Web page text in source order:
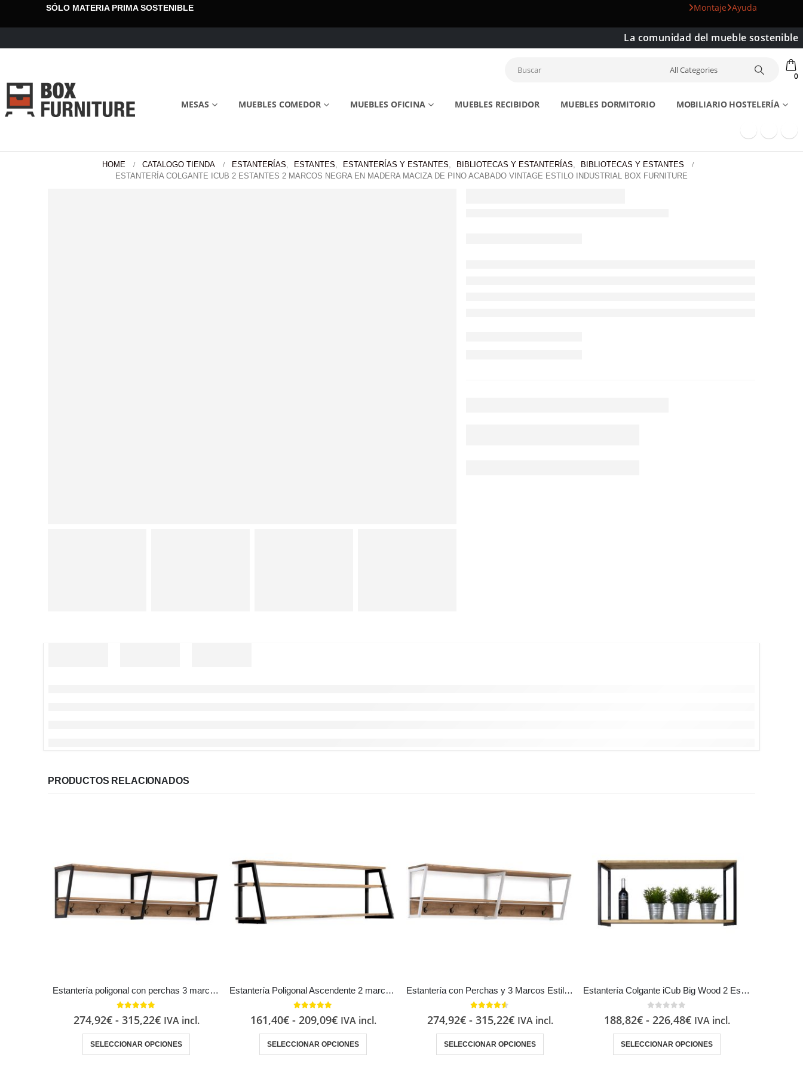
SÓLO MATERIA PRIMA SOSTENIBLE Montaje Ayuda
La comunidad del mueble sostenible
0
MESAS MUEBLES COMEDOR MUEBLES OFICINA MUEBLES RECIBIDOR MUEBLES DORMITORIO MOBILIARIO HOSTELERÍA
HOME CATALOGO TIENDA ESTANTERÍAS, ESTANTES, ESTANTERÍAS Y ESTANTES, BIBLIOTECAS Y ESTANTERÍAS,
BIBLIOTECAS Y ESTANTES
ESTANTERÍA COLGANTE ICUB 2 ESTANTES 2 MARCOS NEGRA EN MADERA MACIZA DE PINO ACABADO VINTAGE ESTILO INDUSTRIAL BOX FURNITURE
PRODUCTOS RELACIONADOS
Estantería poligonal con perchas 3 marcos Estilo Industrial Vintage metal en Negro
274,92€ - 315,22€ IVA incl.
SELECCIONAR OPCIONES
Estantería Poligonal Ascendente 2 marcos Estilo Industrial Vintage metal en Negro
161,40€ - 209,09€ IVA incl.
SELECCIONAR OPCIONES
Estantería con Perchas y 3 Marcos Estilo Industrial Vintage Metal en Blanco
274,92€ - 315,22€ IVA incl.
SELECCIONAR OPCIONES
Estantería Colgante iCub Big Wood 2 Estantes 2 Marcos Negra en madera maciza de pino acabado vintage estilo industrial Box Furniture
188,82€ - 226,48€ IVA incl.
SELECCIONAR OPCIONES